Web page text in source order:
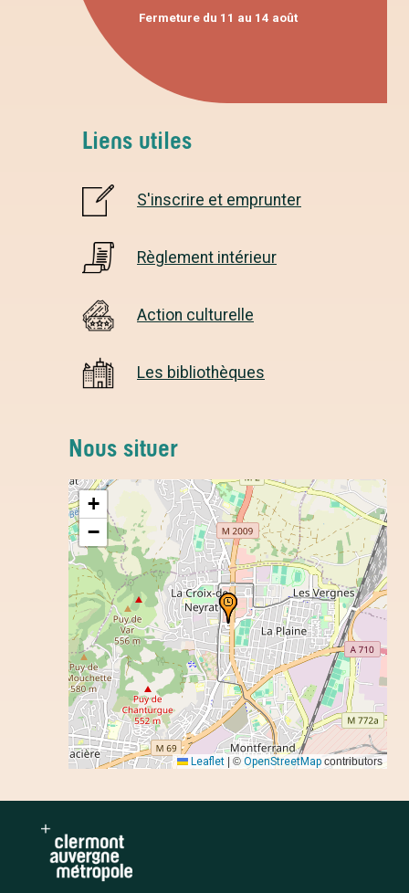
Fermeture du 11 au 14 août
Liens utiles
S'inscrire et emprunter
Règlement intérieur
Action culturelle
Les bibliothèques
Nous situer